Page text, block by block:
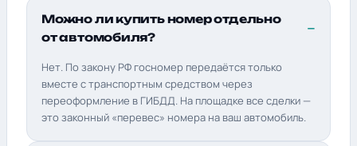
Можно ли купить номер отдельно
от автомобиля?
Нет. По закону РФ госномер передаётся только
вместе с транспортным средством через
переоформление в ГИБДД. На площадке все сделки —
это законный «перевес» номера на ваш автомобиль.